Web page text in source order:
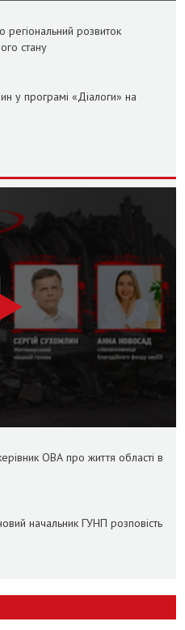
розвиток
стану
у програмі «Діалоги» на
ОВА про життя області в
начальник ГУНП розповість